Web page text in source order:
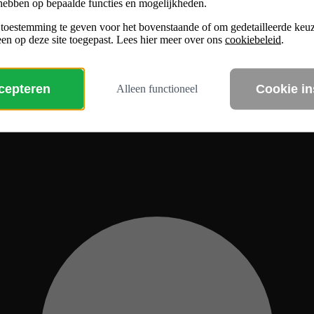
op bepaalde functies en mogelijkheden.
te geven voor het bovenstaande of om gedetailleerde
op deze site toegepast. Lees hier meer over ons cookiebeleid.
Alleen functioneel Cookie